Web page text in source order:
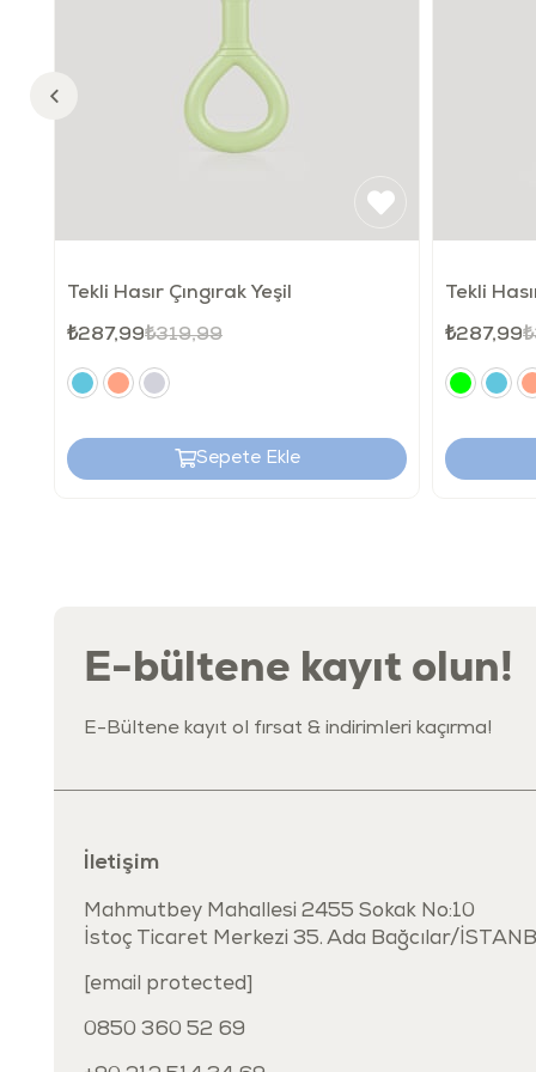
Tekli Hasır Çıngırak Yeşil
₺287,99₺319,99
Sepete Ekle
Tekli
₺287,99
E-bültene kayıt olun!
E-Bültene kayıt ol fırsat & indirimleri kaçırma!
İletişim
Mahmutbey Mahallesi 2455 Sokak No:10
İstoç Ticaret Merkezi 35. Ada Bağcılar/
[email protected]
0850 360 52 69